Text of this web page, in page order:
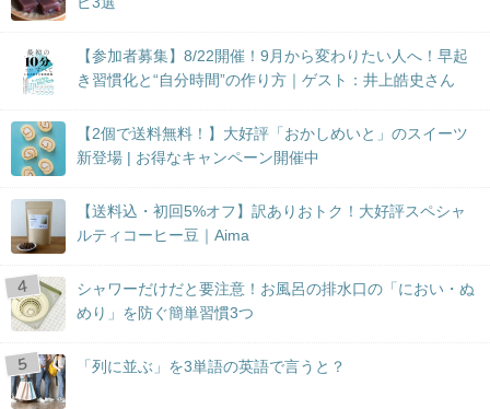
【参加者募集】8/22開催！9月から変わりたい人へ！早起
き習慣化と“自分時間”の作り方｜ゲスト：井上皓史さん
【2個で送料無料！】大好評「おかしめいと」のスイーツ
新登場 | お得なキャンペーン開催中
【送料込・初回5%オフ】訳ありおトク！大好評スペシャ
ルティコーヒー豆｜Aima
シャワーだけだと要注意！お風呂の排水口の「におい・ぬ
めり」を防ぐ簡単習慣3つ
「列に並ぶ」を3単語の英語で言うと？